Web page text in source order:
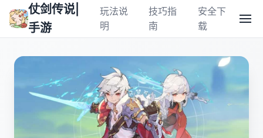
仗剑传说|
手游
玩法说
明
技巧指
南
安全下
载